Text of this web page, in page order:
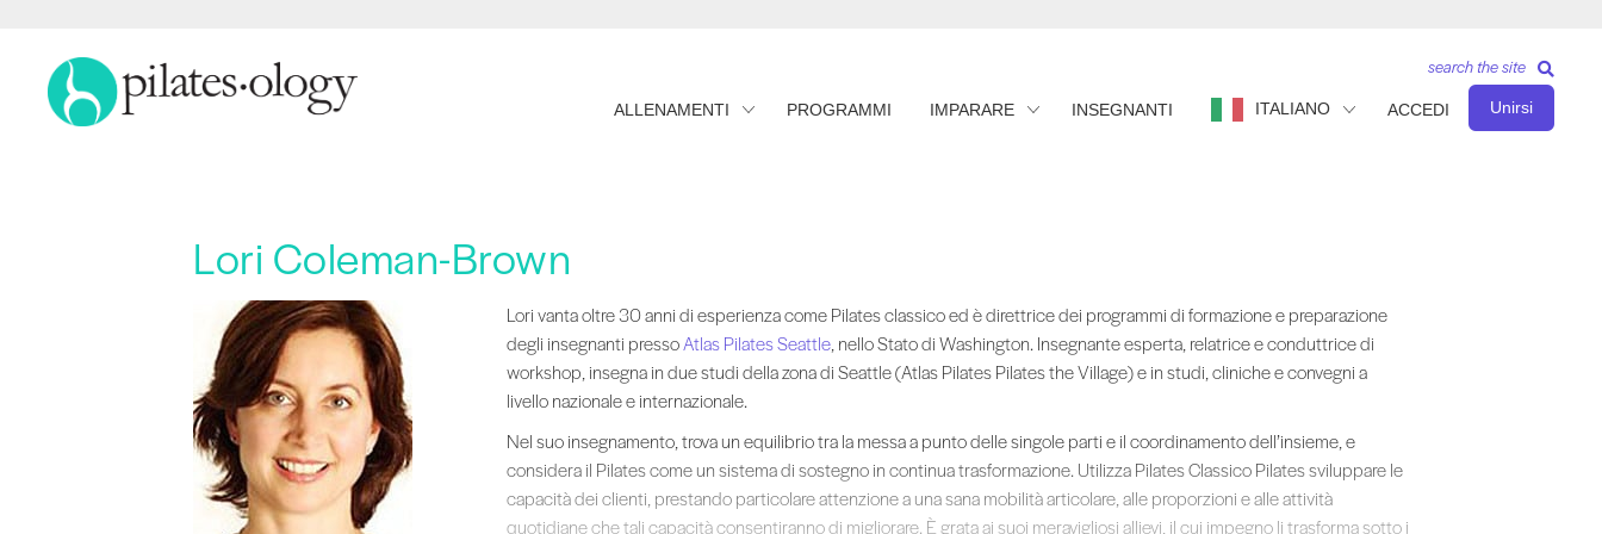
ALLENAMENTI PROGRAMMI IMPARARE INSEGNANTI ITALIANO ACCEDI Unirsi
search the site
Lori Coleman-Brown
Lori vanta oltre 30 anni di esperienza come Pilates classico ed è direttrice dei programmi di formazione e preparazione degli insegnanti presso ,
Lori vanta oltre 30 anni di esperienza come Pilates classico ed è direttrice dei programmi di formazione e preparazione
degli insegnanti pressoAtlas Pilates Seattle, nello Stato di Washington. Insegnante esperta, relatrice e conduttrice di
workshop, insegna in due studi della zona di Seattle (Atlas Pilates Pilates the Village) e in studi, cliniche e convegni a
livello nazionale e internazionale.
Nel suo insegnamento, trova un equilibrio tra la messa a punto delle singole parti e il coordinamento dell’insieme, e
considera il Pilates come un sistema di sostegno in continua trasformazione. Utilizza Pilates Classico Pilates sviluppare le
capacità dei clienti, prestando particolare attenzione a una sana mobilità articolare, alle proporzioni e alle attività
quotidiane che tali capacità consentiranno di migliorare. È grata ai suoi meravigliosi allievi, il cui impegno li trasforma sotto i